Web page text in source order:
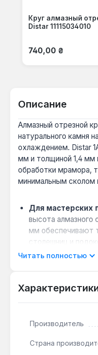
Круг алмазный
Distar 11115034010
Обычная цена:
740,00 ₴
Описание
Алмазный отрезной
натурального камня
охлаждением. Distar
мм и толщиной 1,4 мм
обработки мрамора,
минимальным сколом
Для мастерских
высота алмазного
мм обеспечивают
столешниц и
Совместимость с
охлаждением.
видов
Читать полностью
Производитель
Страна